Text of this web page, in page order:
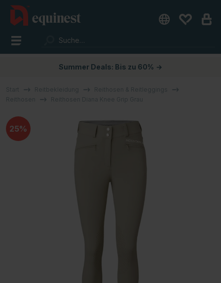
Summer Deals: Bis zu 60% →
25%